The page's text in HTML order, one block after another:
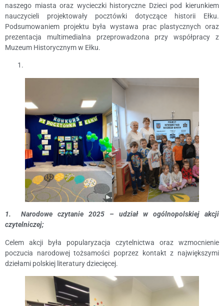
naszego miasta oraz wycieczki historyczne Dzieci pod kierunkiem
nauczycieli projektowały pocztówki dotyczące historii Ełku.
Podsumowaniem projektu była wystawa prac plastycznych oraz
prezentacja multimedialna przeprowadzona przy współpracy z
Muzeum Historycznym w Ełku.
1.
Narodowe czytanie 2025 – udział w ogólnopolskiej akcji
czytelniczej;
Celem akcji była popularyzacja czytelnictwa oraz wzmocnienie
poczucia narodowej tożsamości poprzez kontakt z największymi
dziełami polskiej literatury dziecięcej.